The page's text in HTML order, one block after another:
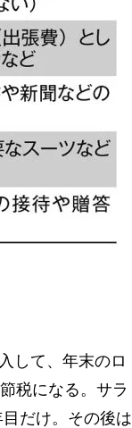
して、年末のロ
税になる。サラ
だけ。その後は